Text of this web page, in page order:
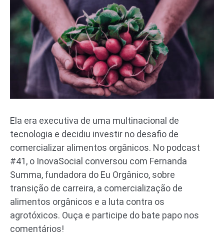
Ela era executiva de uma multinacional de
tecnologia e decidiu investir no desafio de
comercializar alimentos orgânicos. No podcast
#41, o InovaSocial conversou com Fernanda
Summa, fundadora do Eu Orgânico, sobre
transição de carreira, a comercialização de
alimentos orgânicos e a luta contra os
agrotóxicos. Ouça e participe do bate papo nos
comentários!